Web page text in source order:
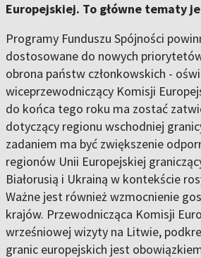
Europejskiej. To główne tematy
Programy Funduszu Spójności
dostosowane do nowych
obrona państw członkowskich -
wiceprzewodniczący Komisji
do końca tego roku ma zostać
dotyczący regionu wschodniej
zadaniem ma być zwiększenie
regionów Unii Europejskiej
Białorusią i Ukrainą w kontekście
Ważne jest również wzmocnienie
krajów. Przewodnicząca Komisji
wrześniowej wizyty na Litwie,
granic europejskich jest